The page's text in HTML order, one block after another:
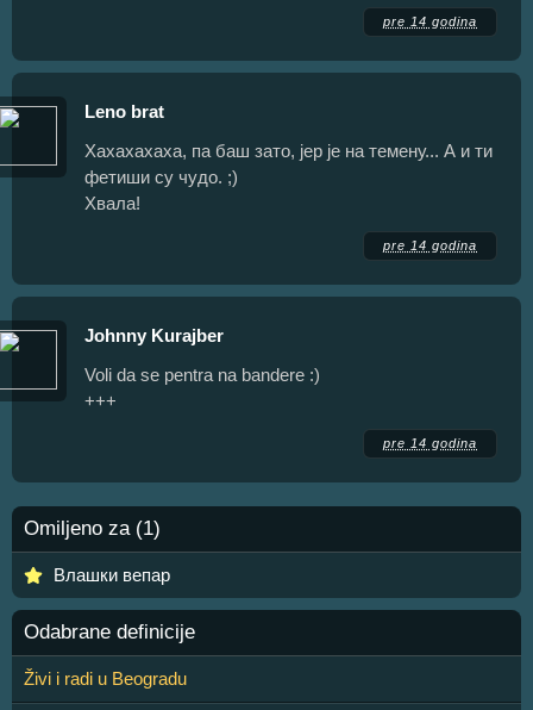
pre 14 godina
Leno brat
Хахахахаха, па баш зато, јер је на темену... А и ти
фетиши су чудо. ;)
Хвала!
pre 14 godina
Johnny Kurajber
Voli da se pentra na bandere :)
+++
pre 14 godina
Omiljeno za (1)
Влашки вепар
Odabrane definicije
Živi i radi u Beogradu